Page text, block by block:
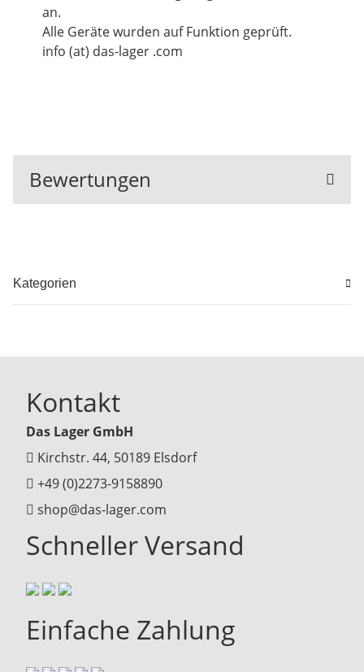
an.
Alle Geräte wurden auf Funktion geprüft.
info (at) das-lager .com
Bewertungen
Kategorien
Kontakt
Das Lager GmbH
Kirchstr. 44, 50189 Elsdorf
+49 (0)2273-9158890
shop@das-lager.com
Schneller Versand
Einfache Zahlung